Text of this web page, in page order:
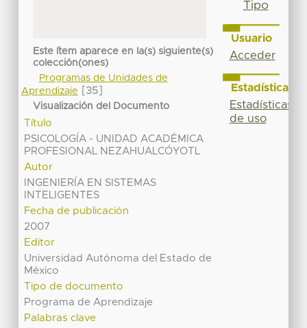
Este ítem aparece en la(s) siguiente(s)
colección(ones)
Programas de Unidades de
Aprendizaje
[35]
Visualización del Documento
Título
PSICOLOGÍA - UNIDAD ACADÉMICA
PROFESIONAL NEZAHUALCÓYOTL
Autor
INGENIERÍA EN SISTEMAS
INTELIGENTES
Fecha de publicación
2007
Editor
Universidad Autónoma del Estado de
México
Tipo de documento
Programa de Aprendizaje
Palabras clave
Tipo
Usuario
Acceder
Estadísticas
Estadísticas
de uso